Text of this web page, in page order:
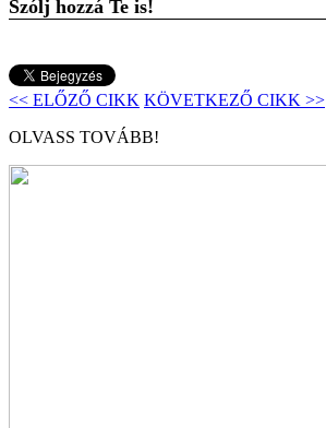
Szólj hozzá Te is!
<< ELŐZŐ CIKK KÖVETKEZŐ CIKK >>
OLVASS TOVÁBB!